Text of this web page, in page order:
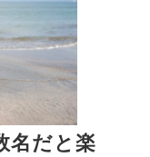
名だと楽